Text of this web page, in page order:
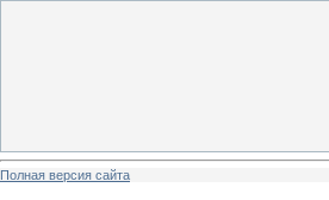
Полная версия сайта